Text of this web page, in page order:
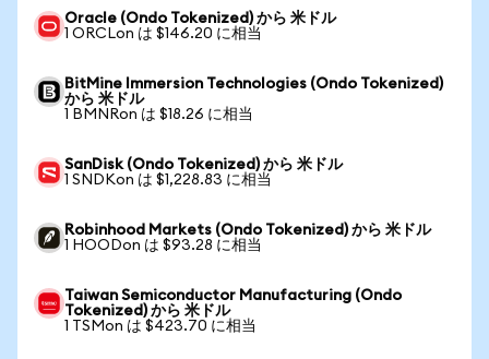
Oracle (Ondo Tokenized) から 米ドル
1 ORCLon は $146.20 に相当
BitMine Immersion Technologies (Ondo Tokenized)
から 米ドル
1 BMNRon は $18.26 に相当
SanDisk (Ondo Tokenized) から 米ドル
1 SNDKon は $1,228.83 に相当
Robinhood Markets (Ondo Tokenized) から 米ドル
1 HOODon は $93.28 に相当
Taiwan Semiconductor Manufacturing (Ondo
Tokenized) から 米ドル
1 TSMon は $423.70 に相当